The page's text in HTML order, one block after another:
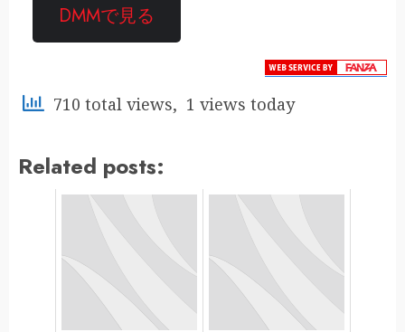
DMMで見る
710 total views, 1 views today
Related posts: